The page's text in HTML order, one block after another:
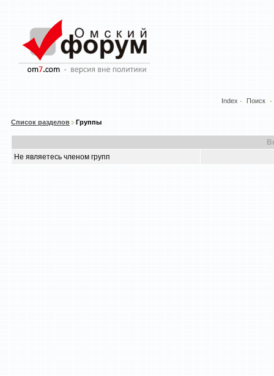
Index Поиск
Список разделов Группы
Не являетесь членом групп